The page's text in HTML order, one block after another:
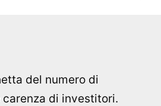
del numero di
di investitori.